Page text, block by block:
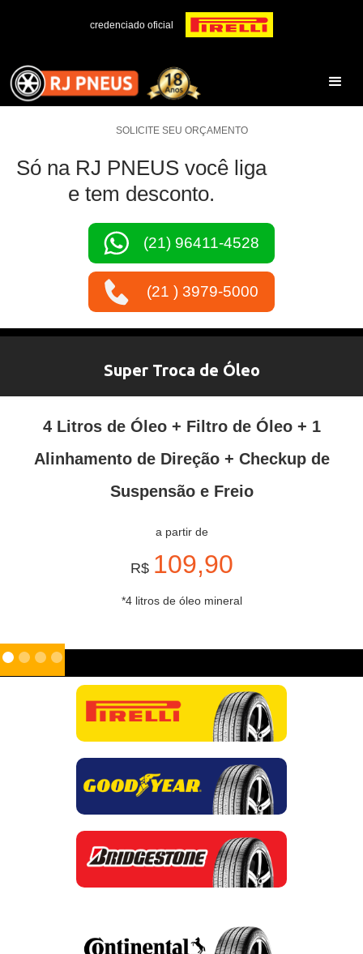
credenciado oficial
SOLICITE SEU ORÇAMENTO
Só na RJ PNEUS você liga
e tem desconto.
(21) 96411-4528
(21 ) 3979-5000
Super Troca de Óleo
4 Litros de Óleo + Filtro de Óleo + 1
Alinhamento de Direção + Checkup de
Suspensão e Freio
a partir de
R$ 109,90
*4 litros de óleo mineral